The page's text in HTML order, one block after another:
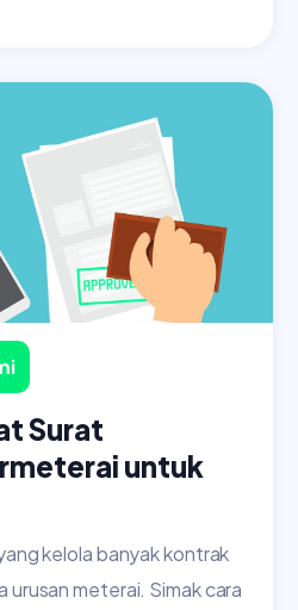
Surat
untuk
kelola banyak kontrak
meterai. Simak cara